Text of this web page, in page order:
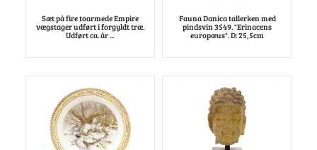
Sæt på fire toarmede Empire
vægstager udført i forgyldt træ.
Udført ca. år ...
Fauna Danica tallerken med
pindsvin 3549. "Erinacens
europæus". D: 25,5cm